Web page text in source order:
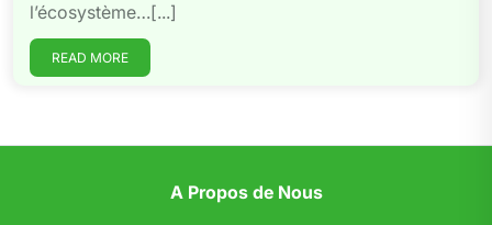
l’écosystème…[...]
READ MORE
A Propos de Nous